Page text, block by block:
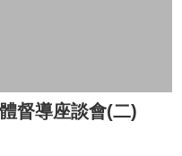
督導座談會(二)